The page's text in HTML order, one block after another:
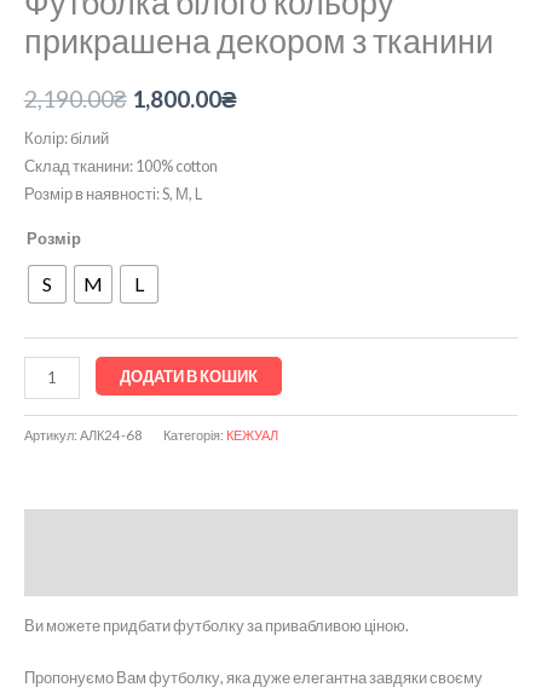
прикрашена декором з тканини
2,190.00₴ 1,800.00₴
Колір: білий
Склад тканини: 100% cotton
Розмір в наявності: S, М, L
Розмір
S M L
ДОДАТИ В КОШИК
Артикул: АЛК24-68 Категорія: КЕЖУАЛ
Ви можете придбати футболку за привабливою ціною.
Пропонуємо Вам футболку, яка дуже елегантна завдяки своєму